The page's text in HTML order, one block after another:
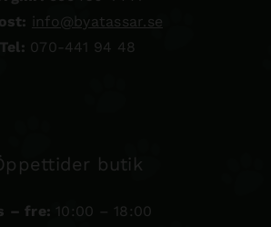
info@byatassar.se
Tel: 070-441 94 48
butik
– fre: 10:00 – 18:00